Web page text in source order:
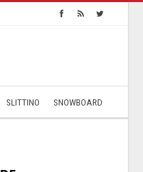
SLITTINO SNOWBOARD